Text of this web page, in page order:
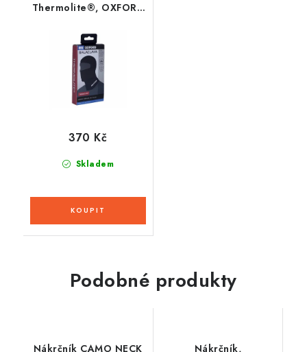
Thermolite®, OXFORD
Skladem
370 Kč
Podobné produkty
Nákrčník CAMO NECK Nákrčník,